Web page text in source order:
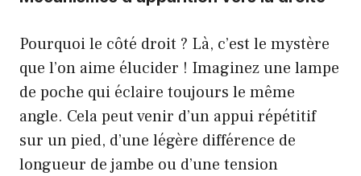
Pourquoi le côté droit ? Là, c’est le mystère
que l’on aime élucider ! Imaginez une lampe
de poche qui éclaire toujours le même
angle. Cela peut venir d’un appui répétitif
sur un pied, d’une légère différence de
longueur de jambe ou d’une tension